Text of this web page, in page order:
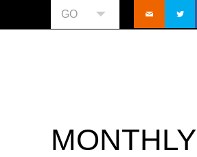
GO
MONTHLY